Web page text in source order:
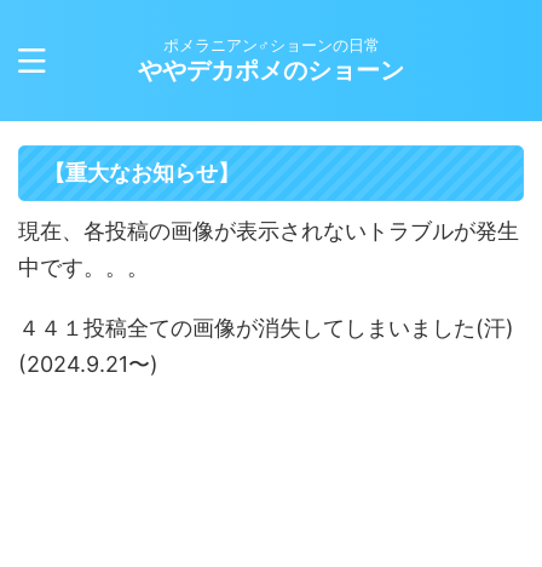
ポメラニアン♂ショーンの日常
ややデカポメのショーン
【重大なお知らせ】
現在、各投稿の画像が表示されないトラブルが発生
中です。。。
４４１投稿全ての画像が消失してしまいました(汗)
(2024.9.21〜)